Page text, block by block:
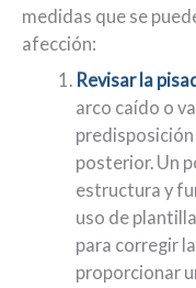
medidas que se
afección:
Revisar la
arco caído o
posterior. Un
estructura y
uso de
para corregir
proporcionar